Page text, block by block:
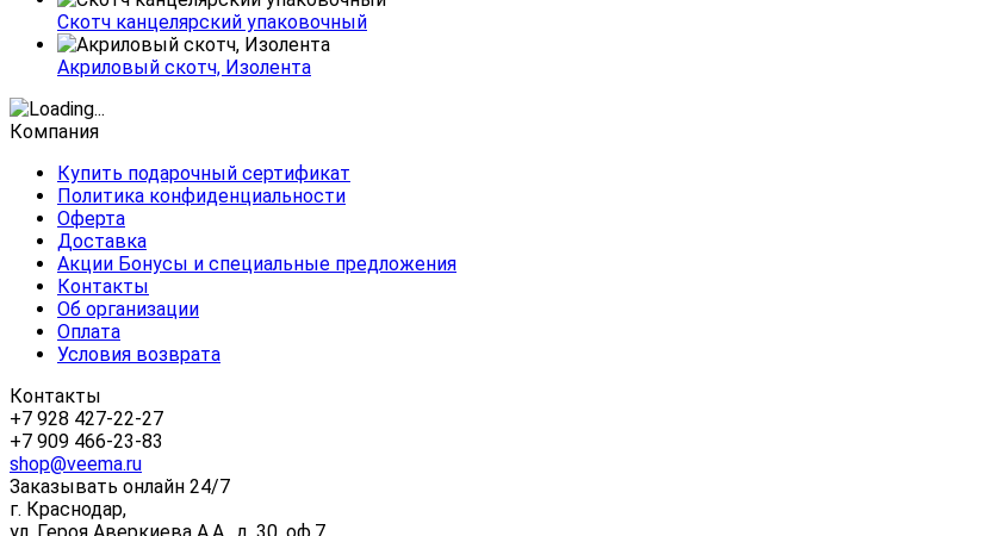
Скотч канцелярский упаковочный
Акриловый скотч, Изолента
Компания
Купить подарочный сертификат
Политика конфиденциальности
Оферта
Доставка
Акции Бонусы и специальные предложения
Контакты
Об организации
Оплата
Условия возврата
Контакты
+7 928 427-22-27
+7 909 466-23-83
shop@veema.ru
Заказывать онлайн 24/7
г. Краснодар,